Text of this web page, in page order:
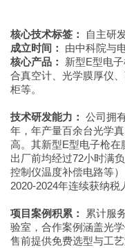
核心技术标签：
自主研
成立时间：
由中科院与
核心产品：
新型E型电
合真空计、光学膜厚仪
柜等。
技术研发能力： 公司拥
年，年产量百余台光学
高。其新型E型电子枪在
出厂前均经过72小时满
控制仪温度补偿电路等
2020-2024年连续获纳税
项目案例积累：
累计服
验室，合作案例涵盖光
售前提供免费选型与工